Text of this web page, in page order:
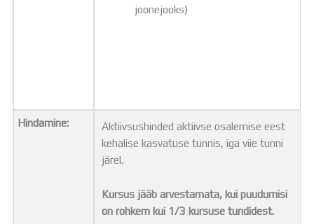
joonejooks)
Hindamine:
Aktiivsushinded aktiivse osalemise eest
kehalise kasvatuse tunnis, iga viie tunni
järel.
Kursus jääb arvestamata, kui puudumisi
on rohkem kui 1/3 kursuse tundidest.